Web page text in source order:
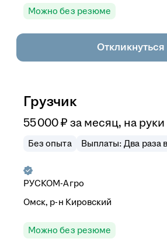
Можно без резюме
Откликнуться
Грузчик
55 000₽ за месяц, на руки
Без опыта Выплаты: Два раза
РУСКОМ-Агро
Омск, р-н Кировский
Можно без резюме